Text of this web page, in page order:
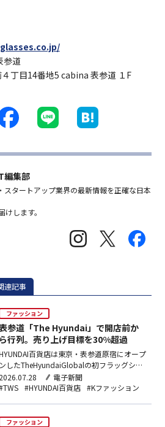
参道
丁目14番地5 cabina 表参道 １F
編集部
スタートアップ業界の最新情報を正確な日本
けします。
連記事
ファッション
参道「The Hyundai」で開店前か
ら行列。売り上げ目標を30%超過
百貨店は東京・表参道原宿にオープ
ンしたTheHyundaiGlobalの初フラッグシッ
プ店で、20〜30代来店客がオープン前比5倍
に増加し、売り上げ目標を30%以上超過達
を突破した。
2026.07.28
電子新聞
#HYUNDAI百貨店 #Kファッション
ファッション